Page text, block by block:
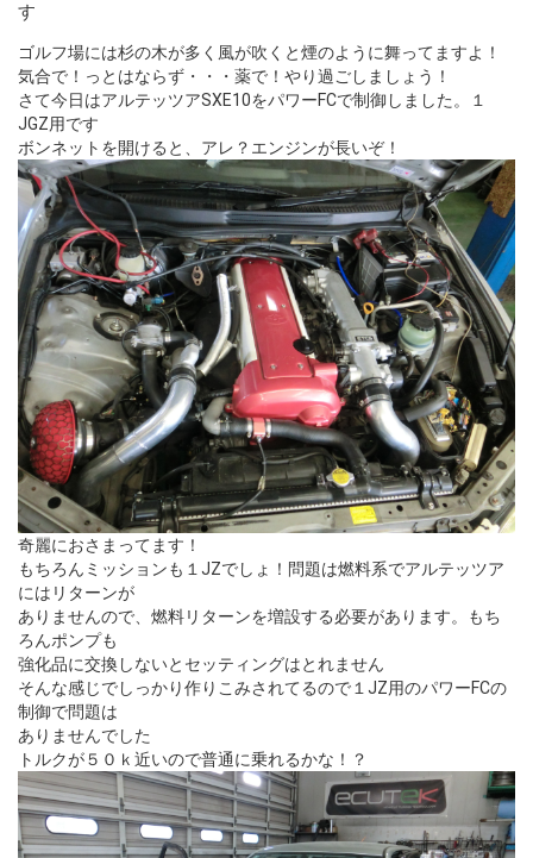
す
ゴルフ場には杉の木が多く風が吹くと煙のように舞ってますよ！
気合で！っとはならず・・・薬で！やり過ごしましょう！
さて今日はアルテッツアSXE10をパワーFCで制御しました。１
JGZ用です
ボンネットを開けると、アレ？エンジンが長いぞ！
奇麗におさまってます！
もちろんミッションも１JZでしょ！問題は燃料系でアルテッツア
にはリターンが
ありませんので、燃料リターンを増設する必要があります。もち
ろんポンプも
強化品に交換しないとセッティングはとれません
そんな感じでしっかり作りこみされてるので１JZ用のパワーFCの
制御で問題は
ありませんでした
トルクが５０ｋ近いので普通に乗れるかな！？